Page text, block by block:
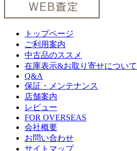
トップページ
ご利用案内
中古品のススメ
在庫表示&お取り寄せについて
Q&A
保証・メンテナンス
店舗案内
レビュー
FOR OVERSEAS
会社概要
お問い合わせ
サイトマップ